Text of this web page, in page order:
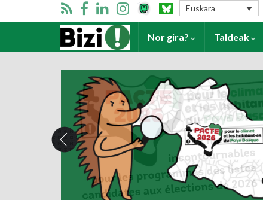
Euskara
Harrera Nor gira? Taldeak